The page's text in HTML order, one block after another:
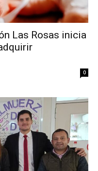
Las Rosas inicia
0